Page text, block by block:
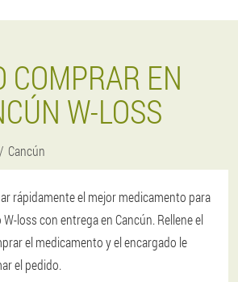
COMPRAR EN
W-LOSS
Cancún
rápidamente el mejor medicamento para
loss con entrega en Cancún. Rellene el
el medicamento y el encargado le
el pedido.